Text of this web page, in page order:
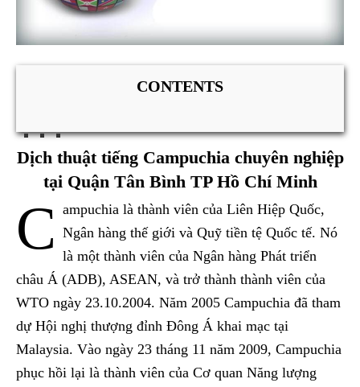
CONTENTS
Dịch thuật tiếng Campuchia chuyên nghiệp
tại Quận Tân Bình TP Hồ Chí Minh
C ampuchia là thành viên của Liên Hiệp Quốc,
Ngân hàng thế giới và Quỹ tiền tệ Quốc tế. Nó
là một thành viên của Ngân hàng Phát triển
châu Á (ADB), ASEAN, và trở thành thành viên của
WTO ngày 23.10.2004. Năm 2005 Campuchia đã tham
dự Hội nghị thượng đỉnh Đông Á khai mạc tại
Malaysia. Vào ngày 23 tháng 11 năm 2009, Campuchia
phục hồi lại là thành viên của Cơ quan Năng lượng